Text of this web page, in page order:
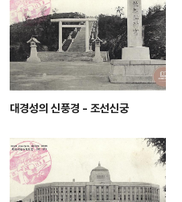
대경성의 신풍경 - 조선신궁